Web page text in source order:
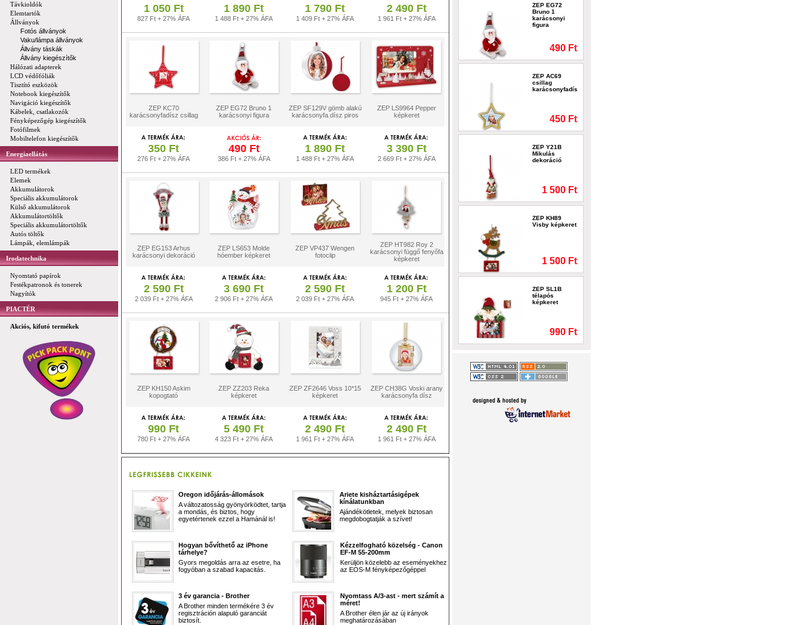
Távkioldók
Elemtartók
Állványok
Fotós állványok
Vaku/lámpa állványok
Állvány táskák
Állvány kiegészítők
Hálózati adapterek
LCD védőfóliák
Tisztító eszközök
Notebook kiegészítők
Navigáció kiegészítők
Kábelek, csatlakozók
Fényképezőgép kiegészítők
Fotófilmek
Mobiltelefon kiegészítők
Energiaellátás
LED termékek
Elemek
Akkumulátorok
Speciális akkumulátorok
Külső akkumulátorok
Akkumulátortöltők
Speciális akkumulátortöltők
Autós töltők
Lámpák, elemlámpák
Irodatechnika
Nyomtató papírok
Festékpatronok és tonerek
Nagyítók
PIACTÉR
Akciós, kifutó termékek
1 050 Ft
827 Ft + 27% ÁFA
1 890 Ft
1 488 Ft + 27% ÁFA
1 790 Ft
1 409 Ft + 27% ÁFA
2 490 Ft
1 961 Ft + 27% ÁFA
ZEP KC70
karácsonyfadísz csillag
ZEP EG72 Bruno 1
karácsonyi figura
ZEP SF129V gömb alakú
karácsonyfa dísz piros
ZEP LS9964 Pepper
képkeret
350 Ft
276 Ft + 27% ÁFA
490 Ft
386 Ft + 27% ÁFA
1 890 Ft
1 488 Ft + 27% ÁFA
3 390 Ft
2 669 Ft + 27% ÁFA
ZEP EG153 Arhus
karácsonyi dekoráció
ZEP LS653 Molde
hóember képkeret
ZEP VP437 Wengen
fotoclip
ZEP HT982 Roy 2
karácsonyi függő fenyőfa
képkeret
2 590 Ft
2 039 Ft + 27% ÁFA
3 690 Ft
2 906 Ft + 27% ÁFA
2 590 Ft
2 039 Ft + 27% ÁFA
1 200 Ft
945 Ft + 27% ÁFA
ZEP KH150 Askim
kopogtató
ZEP ZZ203 Reka
képkeret
ZEP ZF2646 Voss 10*15
képkeret
ZEP CH38G Voski arany
karácsonyfa dísz
990 Ft
780 Ft + 27% ÁFA
5 490 Ft
4 323 Ft + 27% ÁFA
2 490 Ft
1 961 Ft + 27% ÁFA
2 490 Ft
1 961 Ft + 27% ÁFA
Oregon időjárás-állomások
A változatosság gyönyörködtet, tartja
a mondás, és biztos, hogy
egyetértenek ezzel a Hamánál is!
Ariete kisháztartásigépek
kínálatunkban
Ajándékötletek, melyek biztosan
megdobogtatják a szívet!
Hogyan bővíthető az iPhone
tárhelye?
Gyors megoldás arra az esetre, ha
fogyóban a szabad kapacitás.
Kézzelfogható közelség - Canon
EF-M 55-200mm
Kerüljön közelebb az eseményekhez
az EOS-M fényképezőgéppel
3 év garancia - Brother
A Brother minden termékére 3 év
regisztráción alapuló garanciát
biztosít.
Nyomtass A/3-ast - mert számít a
méret!
A Brother élen jár az új irányok
meghatározásában
ZEP EG72
Bruno 1
karácsonyi
figura
490 Ft
ZEP AC69
csillag
karácsonyfadísz
450 Ft
ZEP Y21B
Mikulás
dekoráció
1 500 Ft
ZEP KH89
Visby képkeret
1 500 Ft
ZEP SL1B
télapós
képkeret
990 Ft